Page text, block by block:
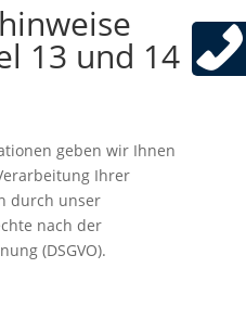
13 und 14
geben wir Ihnen
Ihrer
durch unser
nach der
(DSGVO).